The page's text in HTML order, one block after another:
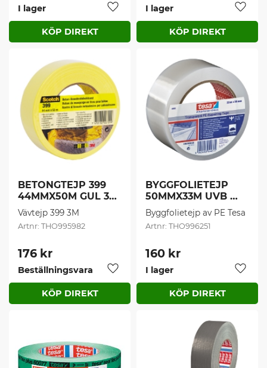
Lägg till i favoriter
I lager Lägg
I lager
BETONGTEJP 399
44MMX50M GUL 3M
(1 st/frp)
Vävtejp 399 3M
THO995982
176 kr
Lägg till i favoriter
Beställningsvara
BYGGFOLIETEJP
50MMX33M UVB
4668 (1 st/frp)
Byggfolietejp av PE Tesa
THO996251
160 kr
Lägg
I lager